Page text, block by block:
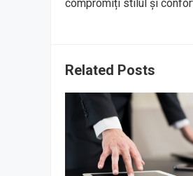
compromiți stilul și
Related Posts